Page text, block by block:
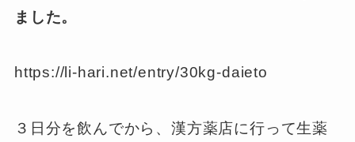
ました。
https://li-hari.net/entry/30kg-daieto
３日分を飲んでから、漢方薬店に行って生薬